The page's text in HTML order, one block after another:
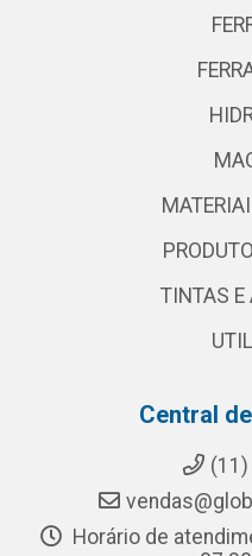
TINTAS E
Central
Horário de